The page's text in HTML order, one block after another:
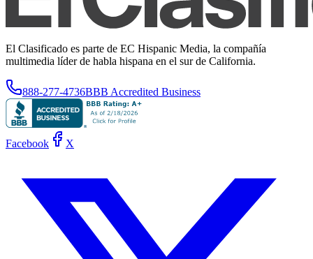
El Clasificado es parte de EC Hispanic Media, la compañía
multimedia líder de habla hispana en el sur de California.
888-277-4736BBB Accredited Business
Facebook X